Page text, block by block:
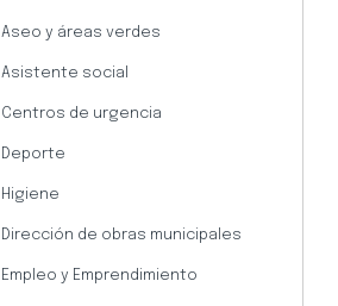
Aseo y áreas verdes
Asistente social
Centros de urgencia
Deporte
Higiene
Dirección de obras municipales
Empleo y Emprendimiento